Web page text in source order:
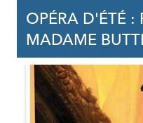
OPÉRA D'ÉTÉ :
MADAME